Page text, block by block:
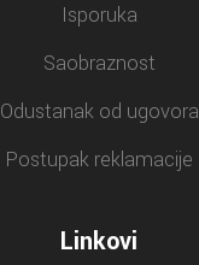
Isporuka
Saobraznost
Odustanak od ugovora
Postupak reklamacije
Linkovi